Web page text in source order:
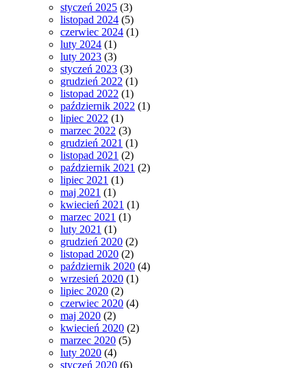
styczeń 2025 (3)
listopad 2024 (5)
czerwiec 2024 (1)
luty 2024 (1)
luty 2023 (3)
styczeń 2023 (3)
grudzień 2022 (1)
listopad 2022 (1)
październik 2022 (1)
lipiec 2022 (1)
marzec 2022 (3)
grudzień 2021 (1)
listopad 2021 (2)
październik 2021 (2)
lipiec 2021 (1)
maj 2021 (1)
kwiecień 2021 (1)
marzec 2021 (1)
luty 2021 (1)
grudzień 2020 (2)
listopad 2020 (2)
październik 2020 (4)
wrzesień 2020 (1)
lipiec 2020 (2)
czerwiec 2020 (4)
maj 2020 (2)
kwiecień 2020 (2)
marzec 2020 (5)
luty 2020 (4)
styczeń 2020 (6)